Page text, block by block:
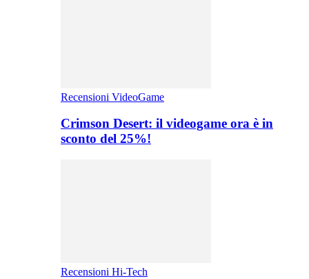
Recensioni VideoGame
Crimson Desert: il videogame ora è in
sconto del 25%!
Recensioni Hi-Tech